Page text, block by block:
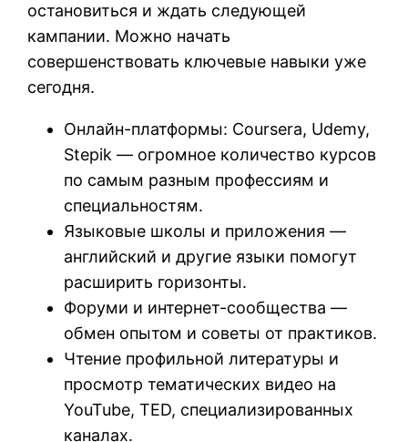
остановиться и ждать следующей
кампании. Можно начать
совершенствовать ключевые навыки уже
сегодня.
Онлайн-платформы: Coursera, Udemy,
Stepik — огромное количество курсов
по самым разным профессиям и
специальностям.
Языковые школы и приложения —
английский и другие языки помогут
расширить горизонты.
Форуми и интернет-сообщества —
обмен опытом и советы от практиков.
Чтение профильной литературы и
просмотр тематических видео на
YouTube, TED, специализированных
каналах.